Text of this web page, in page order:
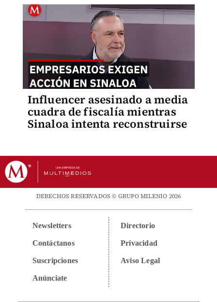
Influencer asesinado a media
cuadra de fiscalía mientras
Sinaloa intenta reconstruirse
DERECHOS RESERVADOS © GRUPO MILENIO 2026
Newsletters
Contáctanos
Suscripciones
Anúnciate
Directorio
Privacidad
Aviso Legal